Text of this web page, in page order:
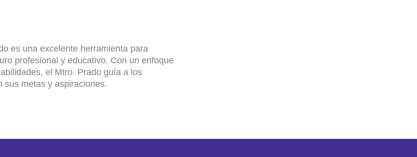
es una excelente herramienta para
profesional y educativo. Con un enfoque
, el Mtro. Prado guía a los
sus metas y aspiraciones.